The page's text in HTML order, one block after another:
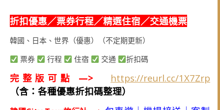
折扣優惠／票券行程／精選住宿／交通機票
韓國、日本、世界（優惠）（不定期更新）
票券
行程 住宿 交通 折扣碼
完整版可點 —>
https://reurl.cc/1X7Zrp
（含：各種優惠折扣碼整理）